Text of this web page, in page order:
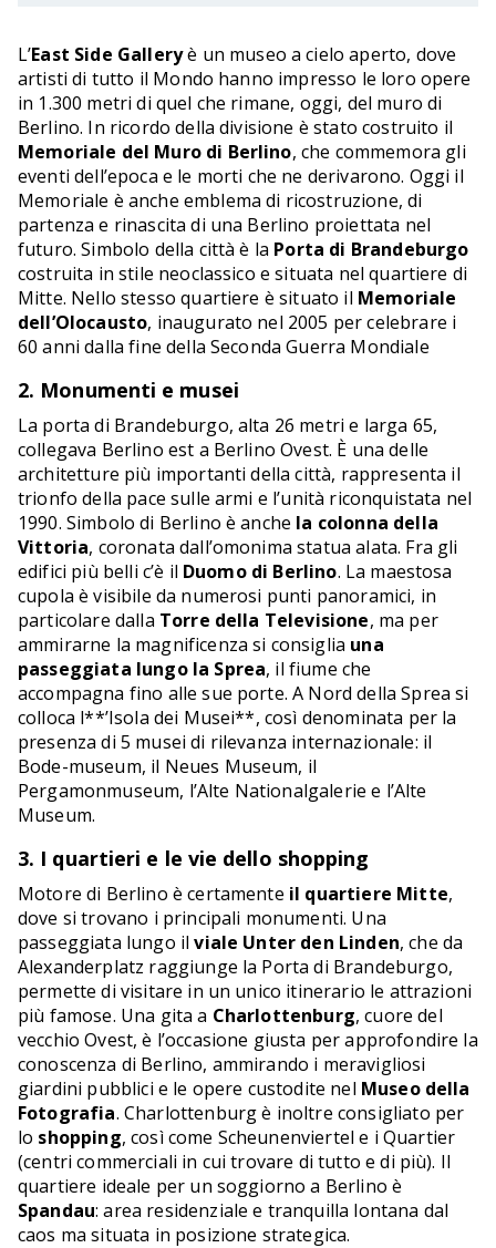
L’East Side Galleryè un museo a cielo aperto, dove
artisti di tutto il Mondo hanno impresso le loro opere
in 1.300 metri di quel che rimane, oggi, del muro di
Berlino. In ricordo della divisione è stato costruito il
Memoriale del Muro di Berlino, che commemora gli
eventi dell’epoca e le morti che ne derivarono. Oggi il
Memoriale è anche emblema di ricostruzione, di
partenza e rinascita di una Berlino proiettata nel
futuro. Simbolo della città è la Porta di Brandeburgo
costruita in stile neoclassico e situata nel quartiere di
Mitte. Nello stesso quartiere è situato il Memoriale
dell’Olocausto, inaugurato nel 2005 per celebrare i
60 anni dalla fine della Seconda Guerra Mondiale
2. Monumenti e musei
La porta di Brandeburgo, alta 26 metri e larga 65,
collegava Berlino est a Berlino Ovest. È una delle
architetture più importanti della città, rappresenta il
trionfo della pace sulle armi e l’unità riconquistata nel
1990. Simbolo di Berlino è anche la colonna della
Vittoria, coronata dall’omonima statua alata. Fra gli
edifici più belli c’è il Duomo di Berlino. La maestosa
cupola è visibile da numerosi punti panoramici, in
particolare dalla Torre della Televisione, ma per
ammirarne la magnificenza si consiglia una
passeggiata lungo la Sprea, il fiume che
accompagna fino alle sue porte. A Nord della Sprea si
colloca l**’Isola dei Musei**, così denominata per la
presenza di 5 musei di rilevanza internazionale: il
Bode-museum, il Neues Museum, il
Pergamonmuseum, l’Alte Nationalgalerie e l’Alte
Museum.
3. I quartieri e le vie dello shopping
Motore di Berlino è certamente il quartiere Mitte,
dove si trovano i principali monumenti. Una
passeggiata lungo ilviale Unter den Linden, che da
Alexanderplatz raggiunge la Porta di Brandeburgo,
permette di visitare in un unico itinerario le attrazioni
più famose. Una gita a Charlottenburg, cuore del
vecchio Ovest, è l’occasione giusta per approfondire la
conoscenza di Berlino, ammirando i meravigliosi
giardini pubblici e le opere custodite nel Museo della
Fotografia. Charlottenburg è inoltre consigliato per
lo shopping, così come Scheunenviertel e i Quartier
(centri commerciali in cui trovare di tutto e di più). Il
quartiere ideale per un soggiorno a Berlino è
Spandau: area residenziale e tranquilla lontana dal
caos ma situata in posizione strategica.